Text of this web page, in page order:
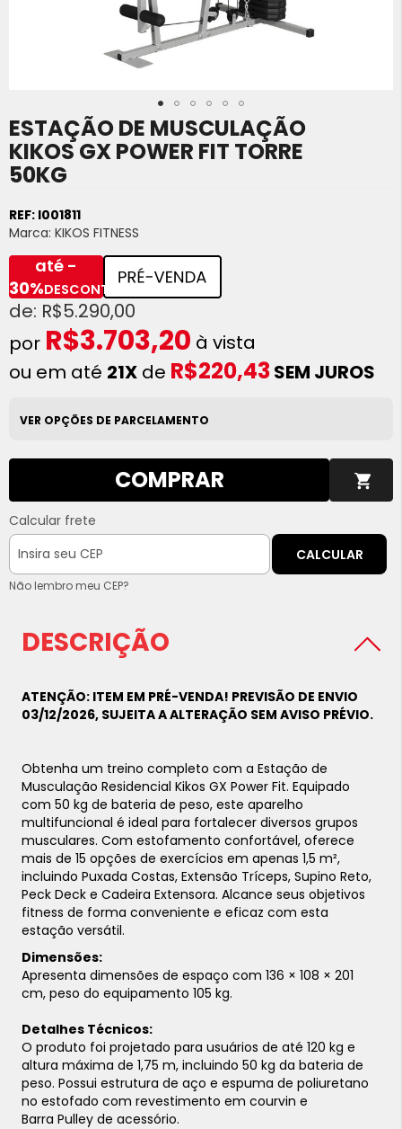
ESTAÇÃO DE MUSCULAÇÃO
KIKOS GX POWER FIT TORRE
50KG
REF: I001811
Marca: KIKOS FITNESS
R$5.290,00
até -
30%DESCONTO
R$3.703,20 à vista
ou em até 21X de R$220,43SEM JUROS
VER OPÇÕES DE PARCELAMENTO
COMPRAR
Calcular frete
CALCULAR
Não lembro meu CEP?
Saltar
para
o
início
Galeria
de
imagens
DESCRIÇÃO
ATENÇÃO: ITEM EM PRÉ-VENDA! PREVISÃO DE ENVIO
03/12/2026, SUJEITA A ALTERAÇÃO SEM AVISO PRÉVIO.
Obtenha um treino completo com a Estação de
Musculação Residencial Kikos GX Power Fit. Equipado
com 50 kg de bateria de peso, este aparelho
multifuncional é ideal para fortalecer diversos grupos
musculares. Com estofamento confortável, oferece
mais de 15 opções de exercícios em apenas 1,5 m²,
incluindo Puxada Costas, Extensão Tríceps, Supino Reto,
Peck Deck e Cadeira Extensora. Alcance seus objetivos
fitness de forma conveniente e eficaz com esta
estação versátil.
Dimensões:
Apresenta dimensões de espaço com 136 × 108 × 201
cm, peso do equipamento 105 kg.
Detalhes Técnicos:
O produto foi projetado para usuários de até 120 kg e
altura máxima de 1,75 m, incluindo 50 kg da bateria de
peso. Possui estrutura de aço e espuma de poliuretano
no estofado com revestimento em courvin e
Barra Pulley de acessório.